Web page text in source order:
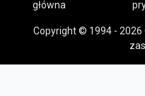
główna
Copyright © 1994 - 2026